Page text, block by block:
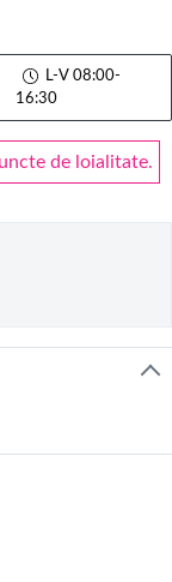
L-V 08:00-
16:30
de loialitate.